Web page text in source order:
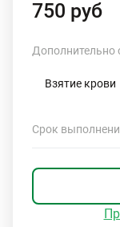
750 руб
Дополнительно
Взятие крови
Срок